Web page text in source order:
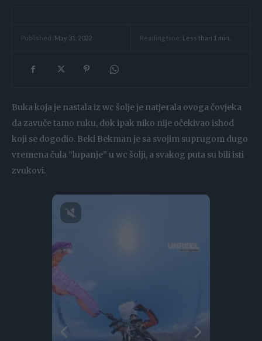
Published: May 31, 2022 Reading time: Less than 1 min.
Buka koja je nastala iz wc šolje je natjerala ovoga čovjeka
da zavuče tamo ruku, dok ipak niko nije očekivao ishod
koji se dogodio. Beki Bekman je sa svojim suprugom dugo
vremena čula “lupanje” u wc šolji, a svakog puta su bili isti
zvukovi.